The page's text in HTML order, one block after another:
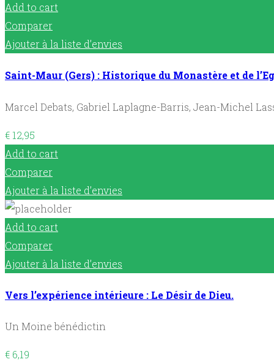
Add to cart
Comparer
Ajouter à la liste d’envies
Saint-Maur (Gers) : Historique du Monastère et de
Marcel Debats, Gabriel Laplagne-Barris, Jean-Michel
€ 12,95
Add to cart
Comparer
Ajouter à la liste d’envies
Add to cart
Comparer
Ajouter à la liste d’envies
Vers l’expérience intérieure : Le Désir de Dieu.
Un Moine bénédictin
€ 6,19